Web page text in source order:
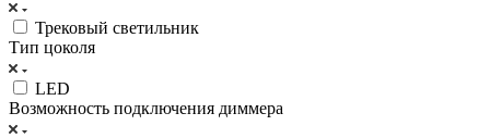
Трековый светильник
Тип цоколя
LED
Возможность подключения диммера